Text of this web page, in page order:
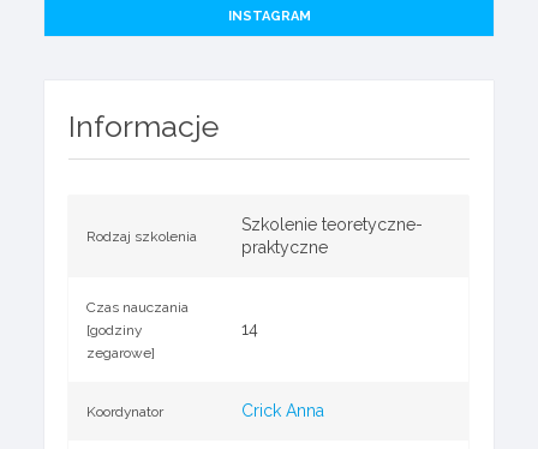
INSTAGRAM
Informacje
Rodzaj szkolenia
Szkolenie teoretyczne-
praktyczne
Czas nauczania
[godziny
zegarowe]
14
Koordynator Crick Anna